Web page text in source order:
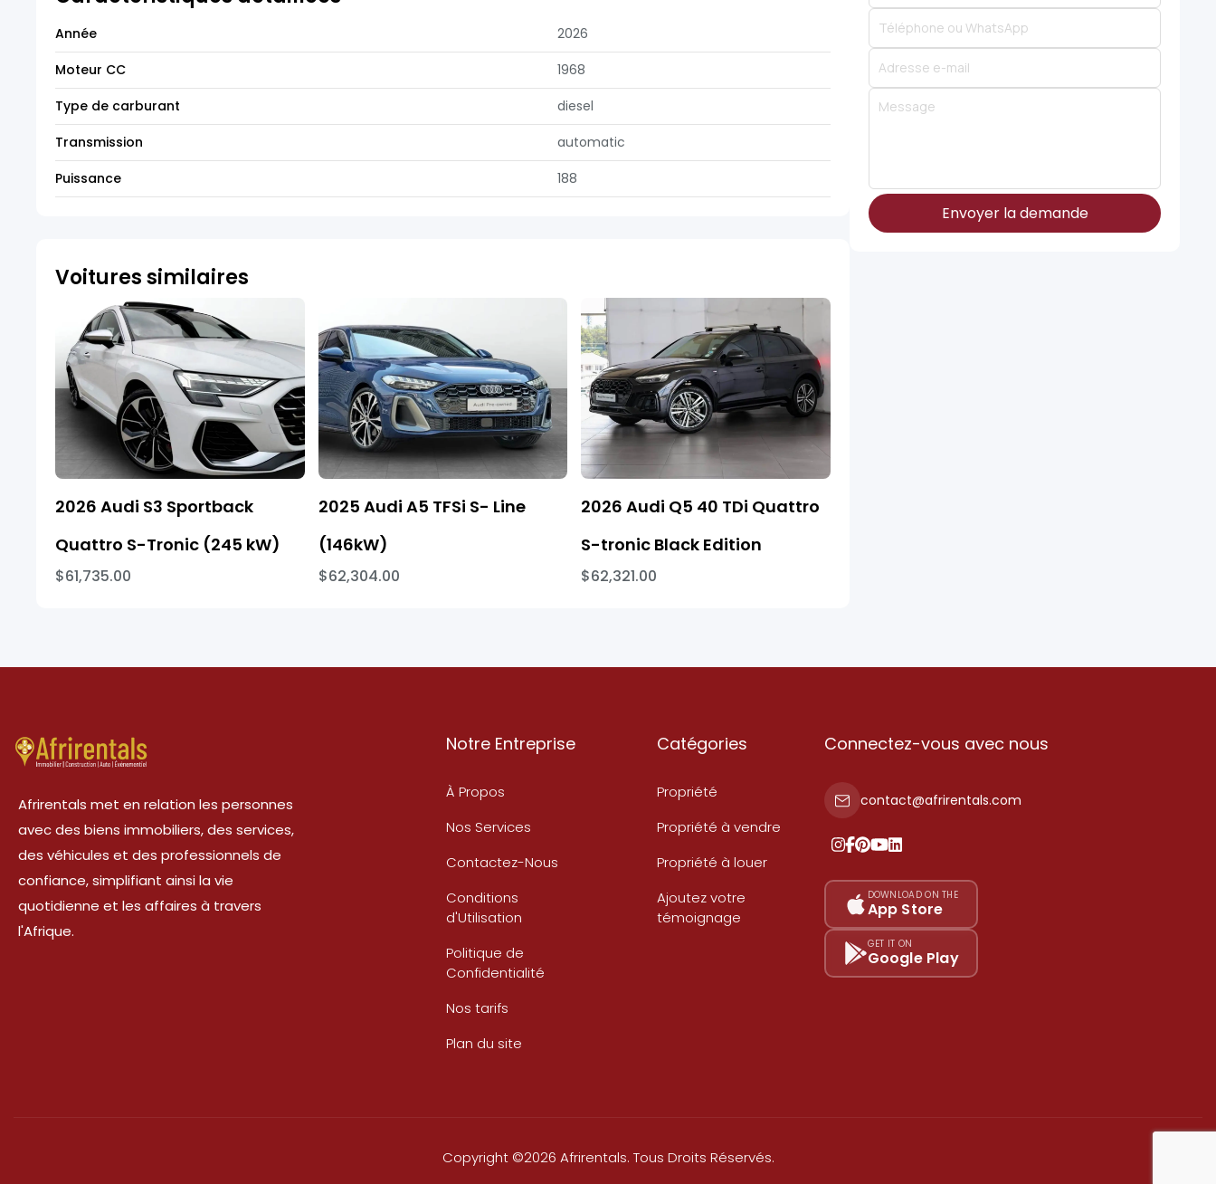
Année
2026
Moteur CC
1968
Type de carburant
diesel
Transmission
automatic
Puissance
188
Voitures similaires
2026 Audi S3 Sportback
Quattro S-Tronic (245 kW)
$61,735.00
2025 Audi A5 TFSi S- Line
(146kW)
$62,304.00
2026 Audi Q5 40 TDi Quattro
S-tronic Black Edition
$62,321.00
Envoyer la demande
Afrirentals met en relation les personnes
avec des biens immobiliers, des services,
des véhicules et des professionnels de
confiance, simplifiant ainsi la vie
quotidienne et les affaires à travers
l'Afrique.
Notre Entreprise
À Propos
Nos Services
Contactez-Nous
Conditions
d'Utilisation
Politique de
Confidentialité
Nos tarifs
Plan du site
Catégories
Propriété
Propriété à vendre
Propriété à louer
Ajoutez votre
témoignage
Connectez-vous avec nous
contact@afrirentals.com
DOWNLOAD ON THE
App Store
GET IT ON
Google Play
Copyright ©2026 Afrirentals. Tous Droits Réservés.